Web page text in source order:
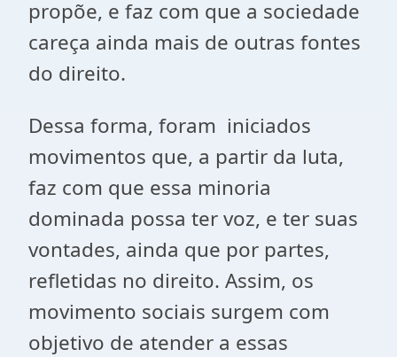
propõe, e faz com que a sociedade
careça ainda mais de outras fontes
do direito.
Dessa forma, foram iniciados
movimentos que, a partir da luta,
faz com que essa minoria
dominada possa ter voz, e ter suas
vontades, ainda que por partes,
refletidas no direito. Assim, os
movimento sociais surgem com
objetivo de atender a essas